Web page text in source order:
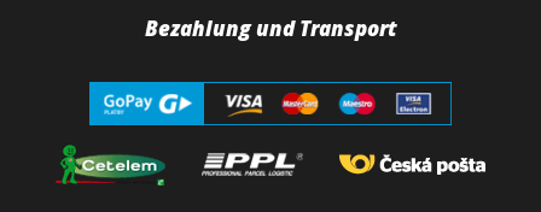
Bezahlung und Transport